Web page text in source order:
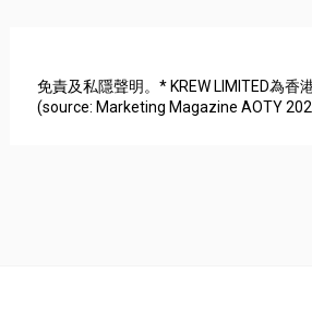
免責及私隱聲明。* KREW LIMITED為香
(source: Marketing Magazine AOTY